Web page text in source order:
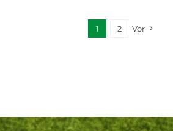
1 2 Vor